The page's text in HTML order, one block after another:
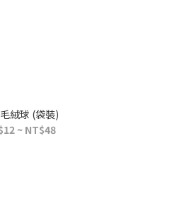
絨球 (袋裝)
~ NT$48